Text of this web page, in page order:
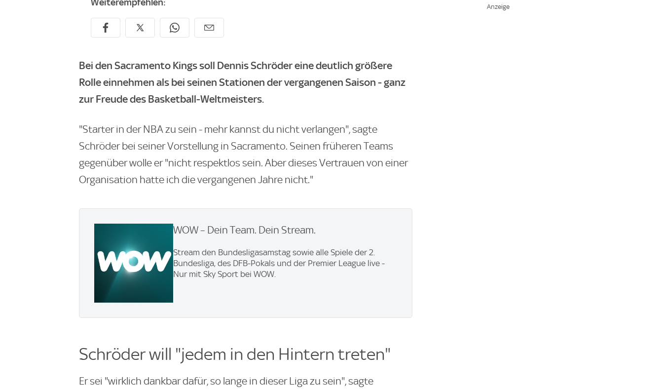
Weiterempfehlen:
Bei den Sacramento Kings soll Dennis Schröder eine deutlich größere
Rolle einnehmen als bei seinen Stationen der vergangenen Saison - ganz
zur Freude des Basketball-Weltmeisters.
"Starter in der NBA zu sein - mehr kannst du nicht verlangen", sagte
Schröder bei seiner Vorstellung in Sacramento. Seinen früheren Teams
gegenüber wolle er "nicht respektlos sein. Aber dieses Vertrauen von einer
Organisation hatte ich die vergangenen Jahre nicht."
WOW – Dein Team. Dein Stream.
Stream den Bundesligasamstag sowie alle Spiele der 2.
Bundesliga, des DFB-Pokals und der Premier League live -
Nur mit Sky Sport bei WOW.
Schröder will "jedem in den Hintern treten"
Er sei "wirklich dankbar dafür, so lange in dieser Liga zu sein", sagte